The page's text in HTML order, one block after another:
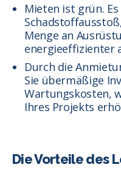
Mieten ist grün.
Menge an
energieeffizienter
Durch die
Sie übermäßige
Wartungskosten,
Ihres Projekts
Die Vorteile des